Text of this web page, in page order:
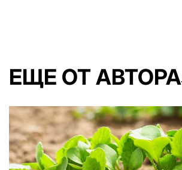
ЕЩЕ ОТ АВТОРА